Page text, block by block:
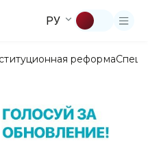
РУ
реформа